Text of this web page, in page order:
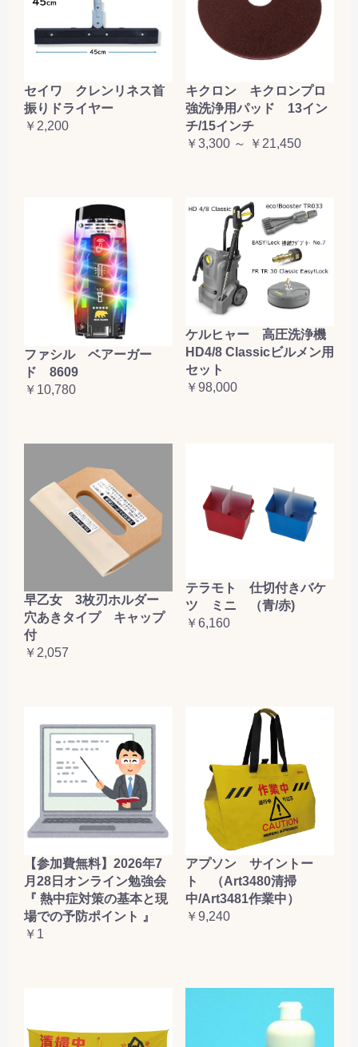
セイワ クレンリネス首
振りドライヤー
￥2,200
キクロン キクロンプロ
強洗浄用パッド 13イン
チ/15インチ
￥3,300 ～ ￥21,450
ファシル ベアーガー
ド 8609
￥10,780
ケルヒャー 高圧洗浄機
HD4/8 Classicビルメン用
セット
￥98,000
早乙女 3枚刃ホルダー
穴あきタイプ キャップ
付
￥2,057
テラモト 仕切付きバケ
ツ ミニ （青/赤)
￥6,160
【参加費無料】2026年7
月28日オンライン勉強会
『 熱中症対策の基本と現
場での予防ポイント 』
￥1
アプソン サイントー
ト （Art3480清掃
中/Art3481作業中）
￥9,240